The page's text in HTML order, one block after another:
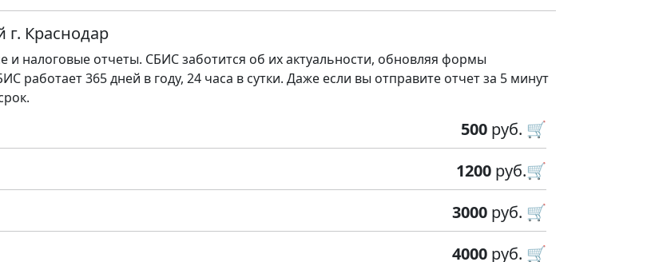
г. Краснодар
и налоговые отчеты. СБИС заботится об их актуальности, обновляя формы
работает 365 дней в году, 24 часа в сутки. Даже если вы отправите отчет за 5 минут
500 руб. 🛒
1200 руб.🛒
3000 руб. 🛒
4000 руб. 🛒